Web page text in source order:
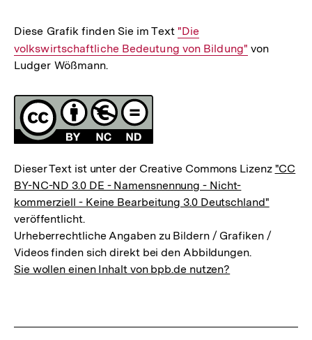
Diese Grafik finden Sie im Text Interner
Link:
"Die
volkswirtschaftliche Bedeutung von Bildung" von
Ludger Wößmann.
Fussnoten
Lizenz
Dieser Text ist unter der Creative Commons Lizenz "CC
BY-NC-ND 3.0 DE - Namensnennung - Nicht-
kommerziell - Keine Bearbeitung 3.0 Deutschland"
veröffentlicht.
Urheberrechtliche Angaben zu Bildern / Grafiken /
Videos finden sich direkt bei den Abbildungen.
Sie wollen einen Inhalt von bpb.de nutzen?